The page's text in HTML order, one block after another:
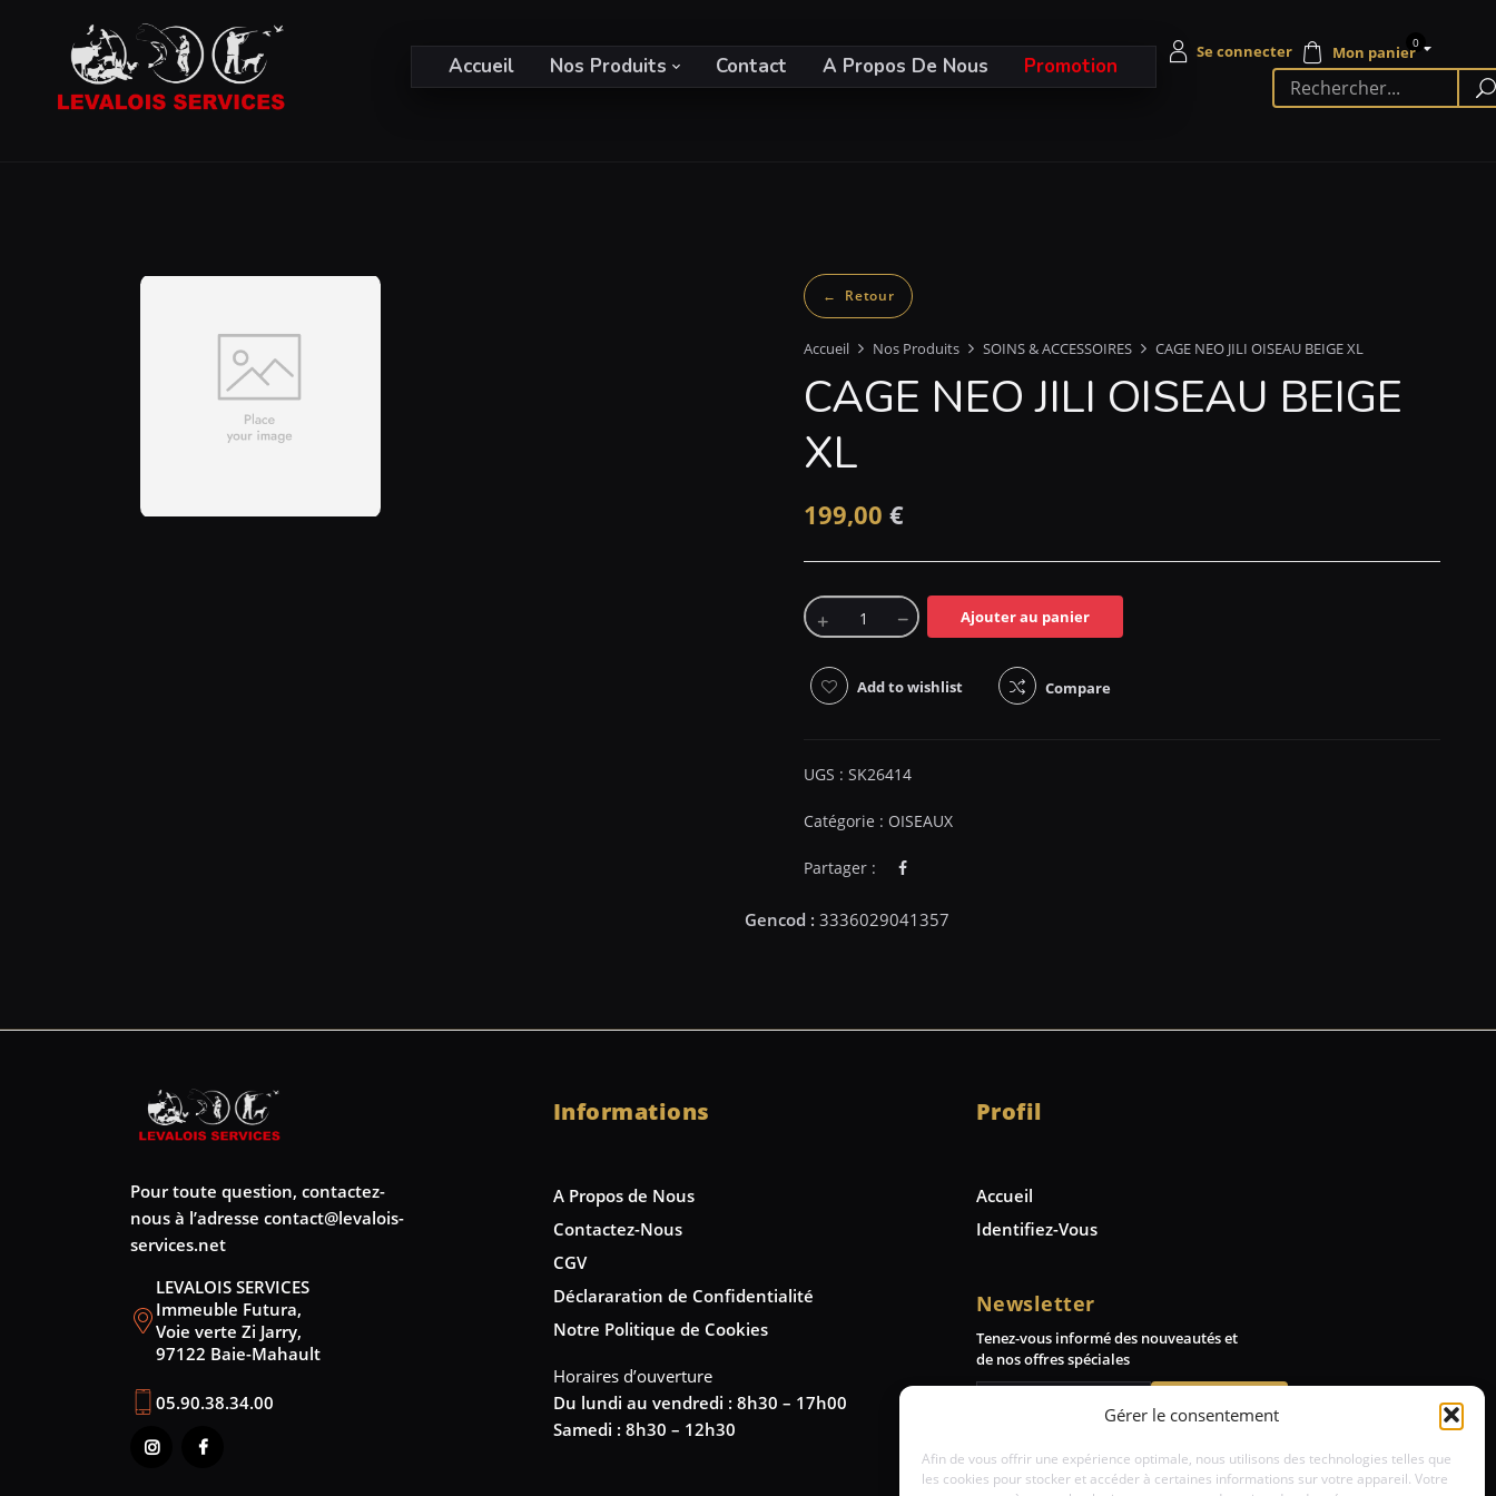
Gérer le consentement
Afin de vous offrir une expérience optimale, nous utilisons des technologies telles que
les cookies pour stocker et accéder à certaines informations sur votre appareil. Votre
Accueil Nos Produits Contact A Propos De Nous Promotion
0
Accueil Nos Produits SOINS & ACCESSOIRES CAGE NEO JILI OISEAU BEIGE XL
CAGE NEO JILI OISEAU BEIGE
XL
199,00 €
Ajouter au panier
Add to wishlist Compare
UGS : SK26414
Catégorie : OISEAUX
Partager :
Pour toute question, contactez-
nous à l’adresse contact@levalois-
services.net
LEVALOIS SERVICES
Immeuble Futura,
Voie verte Zi Jarry,
97122 Baie-Mahault
05.90.38.34.00
Informations
A Propos de Nous
Contactez-Nous
CGV
Déclararation de Confidentialité
Notre Politique de Cookies
Horaires d’ouverture
Du lundi au vendredi : 8h30 – 17h00
Samedi : 8h30 – 12h30
Profil
Accueil
Identifiez-Vous
Newsletter
Tenez-vous informé des nouveautés et
de nos offres spéciales